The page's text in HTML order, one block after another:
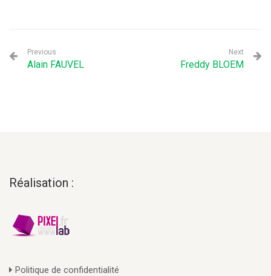
Previous
Alain FAUVEL
Next
Freddy BLOEM
Réalisation :
Politique de confidentialité